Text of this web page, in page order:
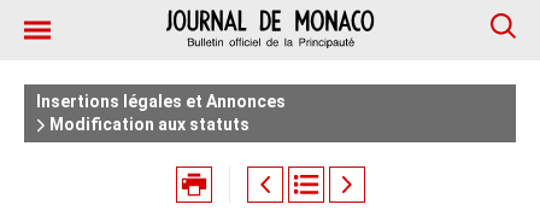
Insertions légales et Annonces
Modification aux statuts